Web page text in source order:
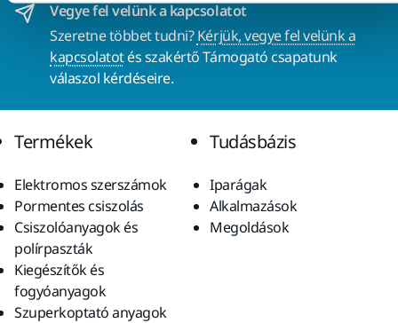
Vegye fel velünk a kapcsolatot
Szeretne többet tudni?Kérjük, vegye fel velünk a
kapcsolatotés szakértő Támogató csapatunk
válaszol kérdéseire.
Termékek
Elektromos szerszámok
Pormentes csiszolás
Csiszolóanyagok és
polírpaszták
Kiegészítők és
fogyóanyagok
Szuperkoptató anyagok
Tudásbázis
Iparágak
Alkalmazások
Megoldások